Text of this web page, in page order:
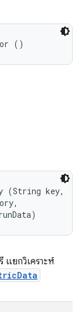
()
(String key,
แยกวิเคราะห์